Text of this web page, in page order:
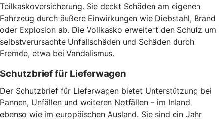
Teilkaskoversicherung. Sie deckt Schäden am eigenen
Fahrzeug durch äußere Einwirkungen wie Diebstahl, Brand
oder Explosion ab. Die Vollkasko erweitert den Schutz um
selbstverursachte Unfallschäden und Schäden durch
Fremde, etwa bei Vandalismus.
Schutzbrief für Lieferwagen
Der Schutzbrief für Lieferwagen bietet Unterstützung bei
Pannen, Unfällen und weiteren Notfällen – im Inland
ebenso wie im europäischen Ausland. Sie sind ein Jahr